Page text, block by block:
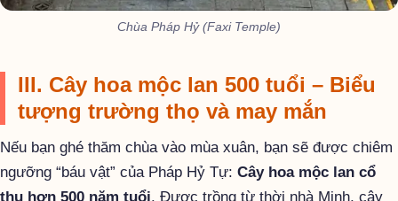
Chùa Pháp Hỷ (Faxi Temple)
III. Cây hoa mộc lan 500 tuổi – Biểu
tượng trường thọ và may mắn
Nếu bạn ghé thăm chùa vào mùa xuân, bạn sẽ được chiêm
ngưỡng “báu vật” của Pháp Hỷ Tự: Cây hoa mộc lan cổ
thụ hơn 500 năm tuổi. Được trồng từ thời nhà Minh, cây